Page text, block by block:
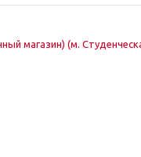
магазин) (м.